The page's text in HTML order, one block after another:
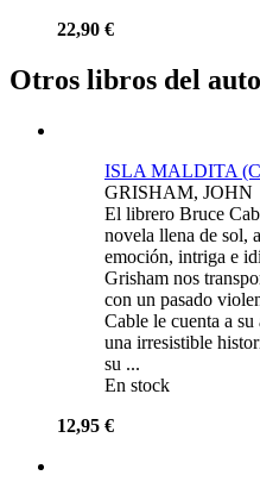
22,90 €
Otros libros del
ISLA MALDITA
GRISHAM, JOHN
El librero Bruce
novela llena de sol,
emoción, intriga e
Grisham nos
con un pasado
Cable le cuenta a
una irresistible
su ...
En stock
12,95 €